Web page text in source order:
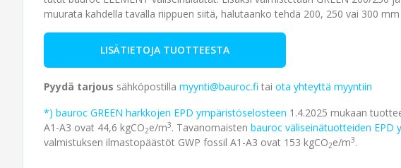
muurata kahdella tavalla riippuen siitä, halutaanko tehdä 200, 250 vai 300 mm
LISÄTIETOJA TUOTTEESTA
Pyydä tarjous sähköpostilla myynti@bauroc.fi tai ota yhteyttä myyntiin
*) bauroc GREEN harkkojen EPD ympäristöselosteen 1.4.2025 mukaan
A1-A3 ovat 44,6 kgCO2e/m3. Tavan­omaisten bauroc väliseinä­tuotteiden EPD
valmistuksen ilmasto­päästöt GWP fossil A1-A3 ovat 153 kgCO2e/m3.